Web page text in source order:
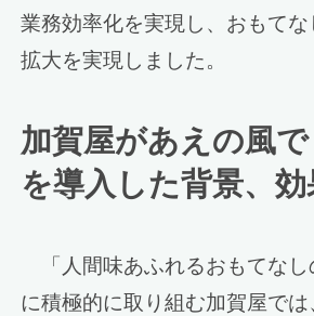
業務効率化を実現し、おもて
拡大を実現しました。
加賀屋があえの風で
を導入した背景、
「人間味あふれるおもてなし
に積極的に取り組む加賀屋では